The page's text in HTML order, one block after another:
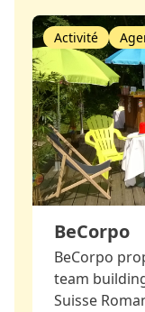
BeCorpo
Activité
BeCorpo
team
Suisse